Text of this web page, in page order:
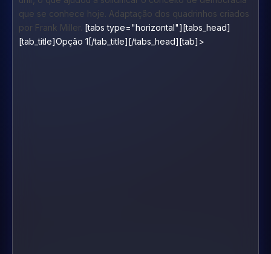
que se conhece hoje. Adaptação dos quadrinhos criados
por Frank Miller. [tabs type="horizontal"][tabs_head]
[tab_title]Opção 1[/tab_title][/tabs_head][tab]>